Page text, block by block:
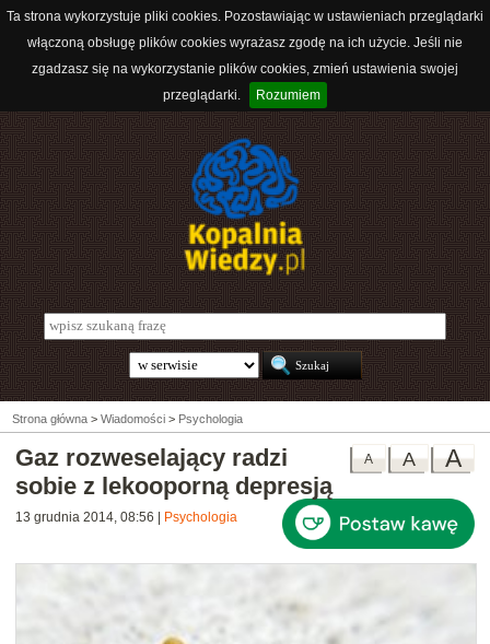
Ta strona wykorzystuje pliki cookies. Pozostawiając w ustawieniach przeglądarki
włączoną obsługę plików cookies wyrażasz zgodę na ich użycie. Jeśli nie
zgadzasz się na wykorzystanie plików cookies, zmień ustawienia swojej
przeglądarki.
Rozumiem
Strona główna > Wiadomości > Psychologia
A
A
A
Gaz rozweselający radzi
sobie z lekooporną depresją
13 grudnia 2014, 08:56 Psychologia